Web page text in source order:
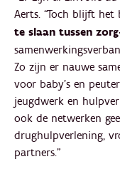
Aerts. “Toch blijft
te slaan tussen
Zo zijn er nauwe
voor baby’s en
jeugdwerk en
ook de netwerken
drughulpverlening,
partners.”